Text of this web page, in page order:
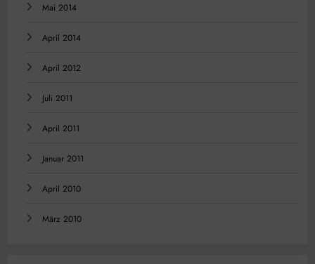
Mai 2014
April 2014
April 2012
Juli 2011
April 2011
Januar 2011
April 2010
März 2010